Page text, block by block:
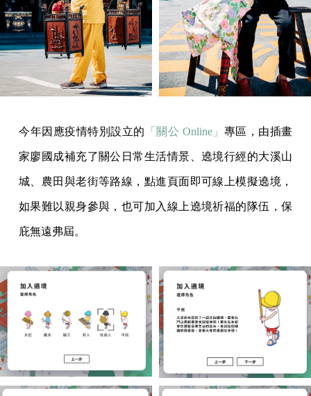
今年因應疫情特別設立的 「關公 Online」 專區，由插畫
家廖國成補充了關公日常生活情景、遶境行經的大溪山
城、農田與老街等路線，點進頁面即可線上模擬遶境，
如果難以親身參與，也可加入線上遶境祈福的隊伍，保
庇無遠弗屆。